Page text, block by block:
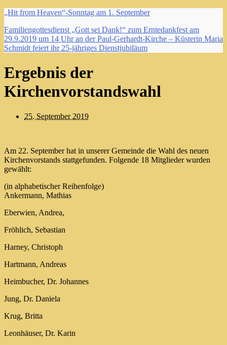
„Hit from Heaven“-Sonntag am 1. September
Familiengottesdienst „Gott sei Dank!“ zum Erntedankfest am
29.9.2019 um 14 Uhr an der Paul-Gerhardt-Kirche – Küsterin Maria
Schmidt feiert ihr 25-jähriges Dienstjubiläum
Ergebnis der
Kirchenvorstandswahl
25. September 2019
Am 22. September hat in unserer Gemeinde die Wahl des neuen
Kirchenvorstands stattgefunden. Folgende 18 Mitglieder wurden
gewählt:
(in alphabetischer Reihenfolge)
Ankermann, Mathias
Eberwien, Andrea,
Fröhlich, Sebastian
Harney, Christoph
Hartmann, Andreas
Heimbucher, Dr. Johannes
Jung, Dr. Daniela
Krug, Britta
Leonhäuser, Dr. Karin